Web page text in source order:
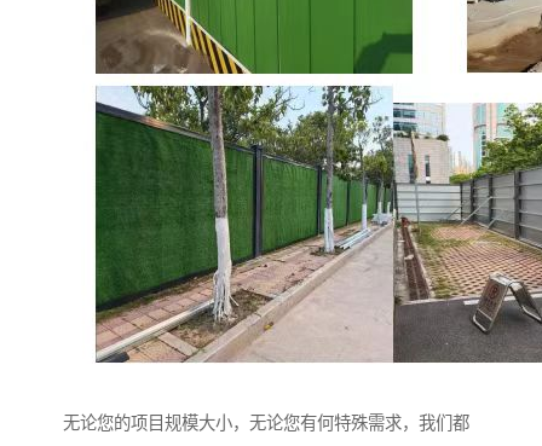
无论您的项目规模大小，无论您有何特殊需求，我们都